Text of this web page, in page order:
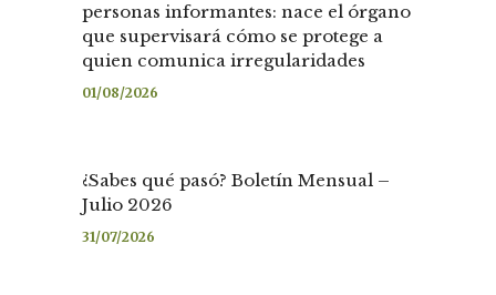
personas informantes: nace el órgano
que supervisará cómo se protege a
quien comunica irregularidades
01/08/2026
¿Sabes qué pasó? Boletín Mensual –
Julio 2026
31/07/2026